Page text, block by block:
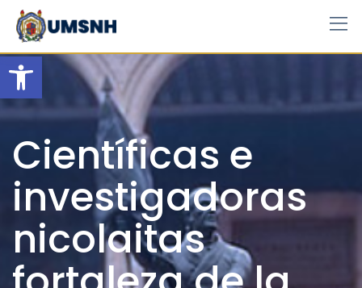
Open toolbar
Skip
content
Científicas e
investigadoras
nicolaitas